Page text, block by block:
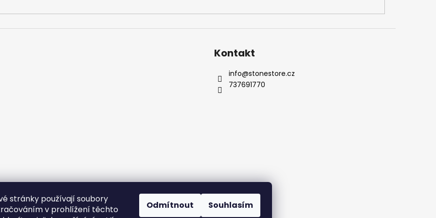
stránky používají soubory
v prohlížení těchto
Odmítnout Souhlasím
Kontakt
info@stonestore.cz
737691770
podmínky Podmínky ochrany osobních údajů Velkoobchod Kontakty